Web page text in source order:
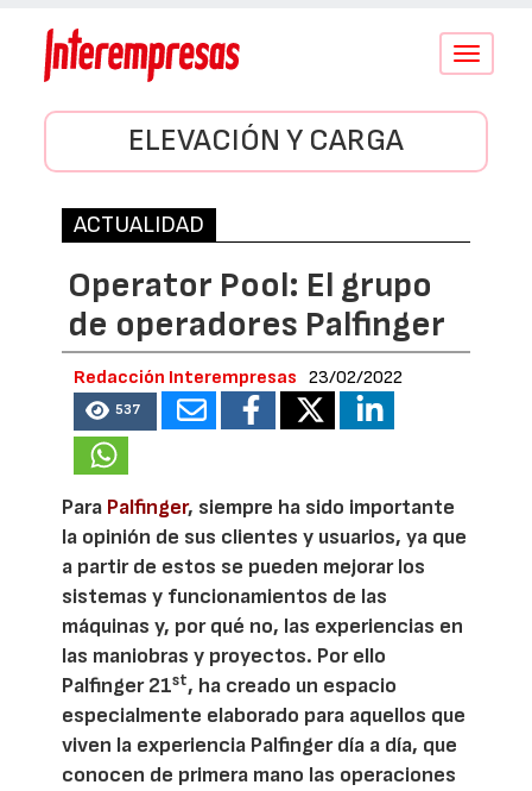
Conmutar
ELEVACIÓN Y CARGA
ACTUALIDAD
Operator Pool: El grupo
de operadores Palfinger
Redacción Interempresas 23/02/2022
537
Para Palfinger, siempre ha sido importante
la opinión de sus clientes y usuarios, ya que
a partir de estos se pueden mejorar los
sistemas y funcionamientos de las
máquinas y, por qué no, las experiencias en
las maniobras y proyectos. Por ello
Palfinger 21st, ha creado un espacio
especialmente elaborado para aquellos que
viven la experiencia Palfinger día a día, que
conocen de primera mano las operaciones